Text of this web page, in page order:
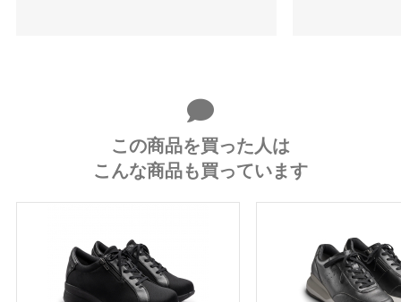
この商品を買った人は
こんな商品も買っています